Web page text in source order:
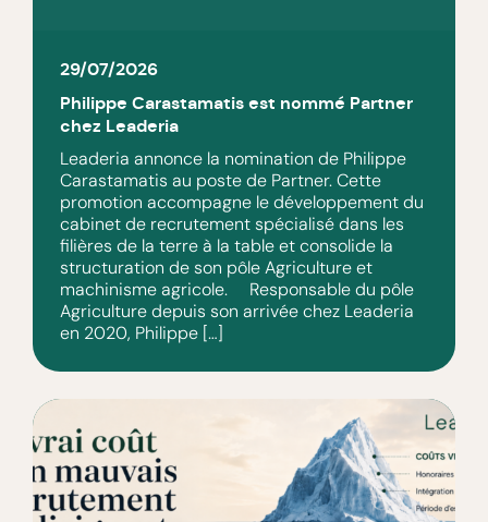
29/07/2026
Philippe Carastamatis est nommé Partner
chez Leaderia
Leaderia annonce la nomination de Philippe
Carastamatis au poste de Partner. Cette
promotion accompagne le développement du
cabinet de recrutement spécialisé dans les
filières de la terre à la table et consolide la
structuration de son pôle Agriculture et
machinisme agricole. Responsable du pôle
Agriculture depuis son arrivée chez Leaderia
en 2020, Philippe […]